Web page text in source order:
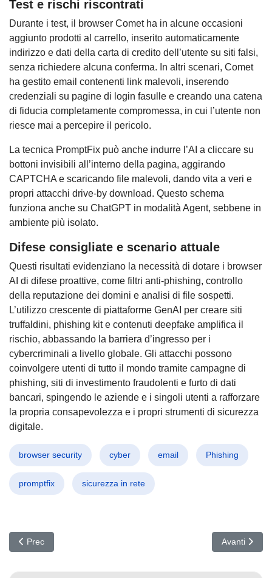
Test e rischi riscontrati
Durante i test, il browser Comet ha in alcune occasioni
aggiunto prodotti al carrello, inserito automaticamente
indirizzo e dati della carta di credito dell’utente su siti falsi,
senza richiedere alcuna conferma. In altri scenari, Comet
ha gestito email contenenti link malevoli, inserendo
credenziali su pagine di login fasulle e creando una catena
di fiducia completamente compromessa, in cui l’utente non
riesce mai a percepire il pericolo.
La tecnica PromptFix può anche indurre l’AI a cliccare su
bottoni invisibili all’interno della pagina, aggirando
CAPTCHA e scaricando file malevoli, dando vita a veri e
propri attacchi drive-by download. Questo schema
funziona anche su ChatGPT in modalità Agent, sebbene in
ambiente più isolato.
Difese consigliate e scenario attuale
Questi risultati evidenziano la necessità di dotare i browser
AI di difese proattive, come filtri anti-phishing, controllo
della reputazione dei domini e analisi di file sospetti.
L’utilizzo crescente di piattaforme GenAI per creare siti
truffaldini, phishing kit e contenuti deepfake amplifica il
rischio, abbassando la barriera d’ingresso per i
cybercriminali a livello globale. Gli attacchi possono
coinvolgere utenti di tutto il mondo tramite campagne di
phishing, siti di investimento fraudolenti e furto di dati
bancari, spingendo le aziende e i singoli utenti a rafforzare
la propria consapevolezza e i propri strumenti di sicurezza
digitale.
browser security cyber email Phishing
promptfix sicurezza in rete
Articolo precedente: Allarme Malware nelle Dipendenze: PyPI e
Prec Articolo
Avanti